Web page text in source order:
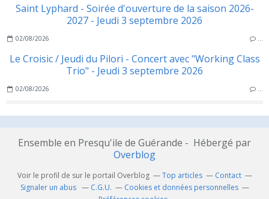
Saint Lyphard - Soirée d'ouverture de la saison 2026-
2027 - Jeudi 3 septembre 2026
02/08/2026 …
Le Croisic / Jeudi du Pilori - Concert avec "Working Class
Trio" - Jeudi 3 septembre 2026
02/08/2026 …
Ensemble en Presqu'ile de Guérande - Hébergé par
Overblog
Voir le profil de sur le portail Overblog Top articles
Contact
Signaler un abus
C.G.U.
Cookies et données personnelles